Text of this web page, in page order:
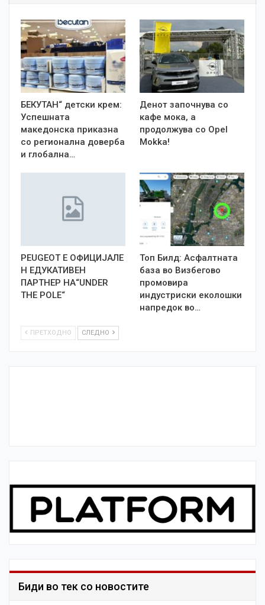
БЕКУТАН“ детски крем:
Успешната
македонска приказна
со регионална доверба
и глобална…
Денот започнува со
кафе мока, а
продолжува со Opel
Mokka!
PEUGEOT Е OФИЦИЈАЛЕ
Н ЕДУКАТИВЕН
ПАРТНЕР НА“UNDER
THE POLE“
Топ Билд: Асфалтната
база во Визбегово
промовира
индустриски еколошки
напредок во…
ПРЕТХОДНО СЛЕДНО
Биди во тек со новостите